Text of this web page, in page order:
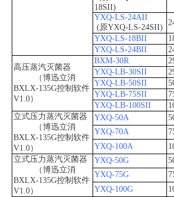
18SII)
YXQ-LS-24AII
(原YXQ-LS-24SII)
YXQ-LS-18BII
YXQ-LS-24BII
高压蒸汽灭菌器
（博迅立消
BXLX-135G控制软件
V1.0）
BXM-30R
YXQ-LB-30SII
YXQ-LB-50SII
YXQ-LB-75SII
YXQ-LB-100SII
立式压力蒸汽灭菌器
（博迅立消
BXLX-135G控制软件
V1.0）
YXQ-50A
YXQ-70A
YXQ-100A
立式压力蒸汽灭菌器
（博迅立消
BXLX-135G控制软件
V1.0）
YXQ-50G
YXQ-75G
YXQ-100G